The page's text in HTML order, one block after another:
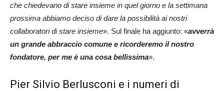
che chiedevano di stare insieme in quel giorno e la settimana
prossima abbiamo deciso di dare la possibilità ai nostri
collaboratori di stare insieme». Sul finale ha aggiunto: «avverrà
un grande abbraccio comune e ricorderemo il nostro
fondatore, per me è una cosa bellissima».
Pier Silvio Berlusconi e i numeri di